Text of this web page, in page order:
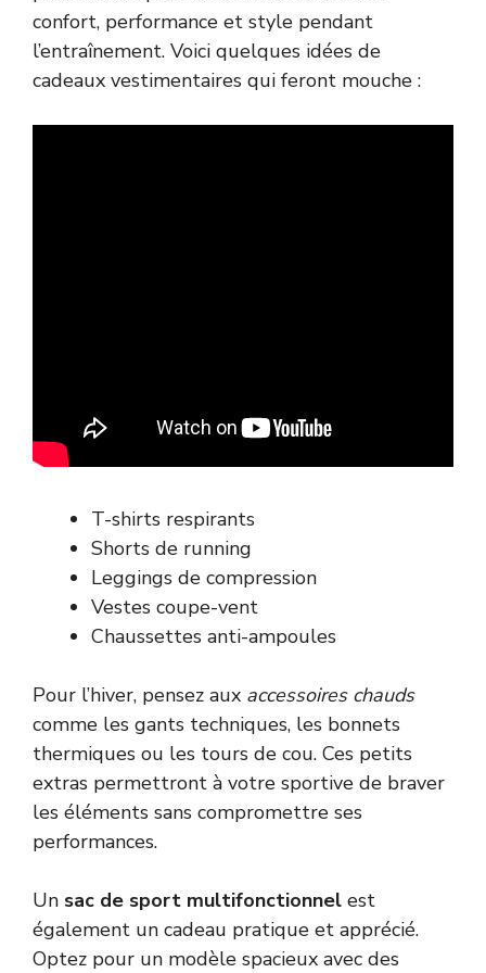
confort, performance et style pendant
l’entraînement. Voici quelques idées de
cadeaux vestimentaires qui feront mouche :
T-shirts respirants
Shorts de running
Leggings de compression
Vestes coupe-vent
Chaussettes anti-ampoules
Pour l’hiver, pensez aux accessoires chauds
comme les gants techniques, les bonnets
thermiques ou les tours de cou. Ces petits
extras permettront à votre sportive de braver
les éléments sans compromettre ses
performances.
Un sac de sport multifonctionnel est
également un cadeau pratique et apprécié.
Optez pour un modèle spacieux avec des